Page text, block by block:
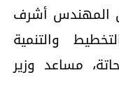
المهندس أشرف
والتنمية
مساعد وزير